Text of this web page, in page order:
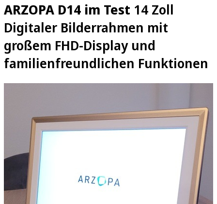
ARZOPA D14 im Test 14 Zoll
Digitaler Bilderrahmen mit
großem FHD-Display und
familienfreundlichen Funktionen